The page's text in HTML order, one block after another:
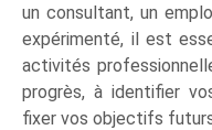
un consultant, un
expérimenté, il est
activités
progrès, à identifier
fixer vos objectifs